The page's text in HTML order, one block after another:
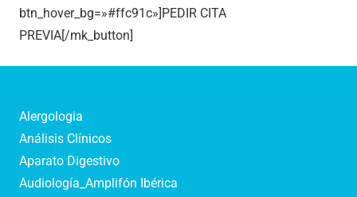
btn_hover_bg=»#ffc91c»]PEDIR CITA
PREVIA[/mk_button]
Alergologia
Análisis Clínicos
Aparato Digestivo
Audiología_Amplifón Ibérica